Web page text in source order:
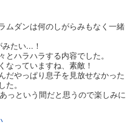
ムダンは何のしがらみもなく一緒
たい...！
ハラハラする内容でした。
なっていますね、素敵！
だやっぱり息子を見放せなかった
。
っという間だと思うので楽しみに